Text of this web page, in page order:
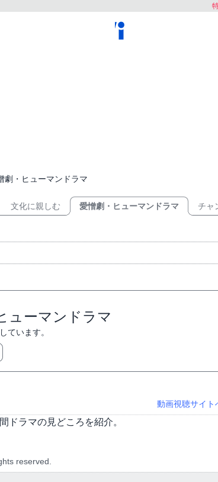
劇・ヒューマンドラマ
文化に親しむ 愛憎劇・ヒューマンドラマ チャ
ューマンドラマ
ています。
動画視聴サイト
ドラマの見どころを紹介。
reserved.